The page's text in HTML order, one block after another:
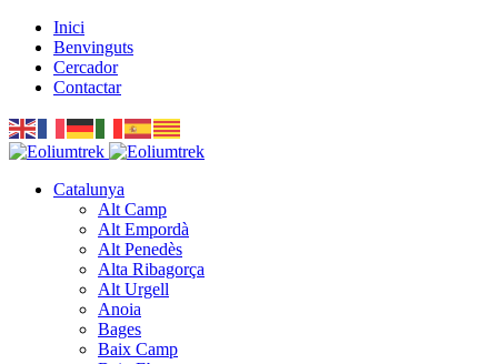
Inici
Benvinguts
Cercador
Contactar
Catalunya
Alt Camp
Alt Empordà
Alt Penedès
Alta Ribagorça
Alt Urgell
Anoia
Bages
Baix Camp